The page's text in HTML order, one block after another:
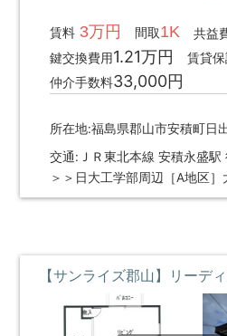
賃料3万円 間取1K 共益
鍵交換費用1.21万円 賃貸
仲介手数料33,000円
所在地:福島県郡山市安積町日
交通:ＪＲ東北本線 安積永盛駅
＞＞日大工学部周辺［A地区］